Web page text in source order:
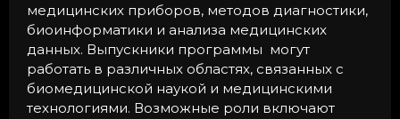
медицинских приборов, методов диагностики,
биоинформатики и анализа медицинских
данных. Выпускники программы могут
работать в различных областях, связанных с
биомедицинской наукой и медицинскими
технологиями. Возможные роли включают